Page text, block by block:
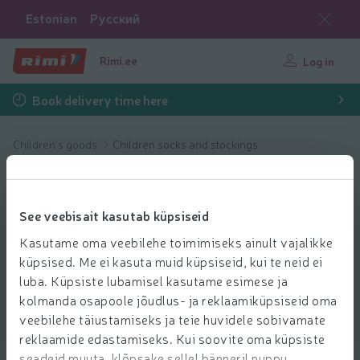
See veebisait kasutab küpsiseid
Kasutame oma veebilehe toimimiseks ainult vajalikke
küpsised. Me ei kasuta muid küpsiseid, kui te neid ei
luba. Küpsiste lubamisel kasutame esimese ja
kolmanda osapoole jõudlus- ja reklaamiküpsiseid oma
veebilehe täiustamiseks ja teie huvidele sobivamate
reklaamide edastamiseks. Kui soovite oma küpsiste
Estonian Русский
Rimi.ee Log in
Book delivery time here
Children's goods Children socks and stockings
Children socks and
stockings
Filter products
Show products 40 Sort